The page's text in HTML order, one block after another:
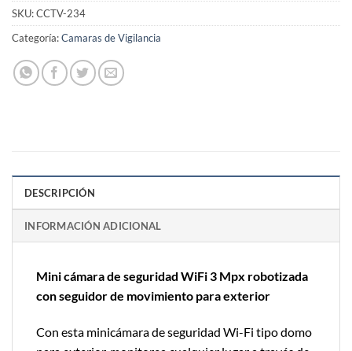
SKU:CCTV-234
Categoría:Camaras de Vigilancia
DESCRIPCIÓN
INFORMACIÓN ADICIONAL
Mini cámara de seguridad WiFi 3 Mpx robotizada
con seguidor de movimiento para exterior
Con esta minicámara de seguridad Wi-Fi tipo domo